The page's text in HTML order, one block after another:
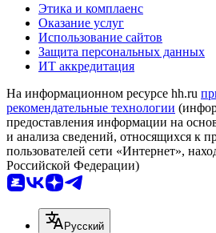
Этика и комплаенс
Оказание услуг
Использование сайтов
Защита персональных данных
ИТ аккредитация
На информационном ресурсе hh.ru
рекомендательные технологии
предоставления информации на
и анализа сведений, относящихся к
пользователей сети «Интернет»,
Российской Федерации)
Русский